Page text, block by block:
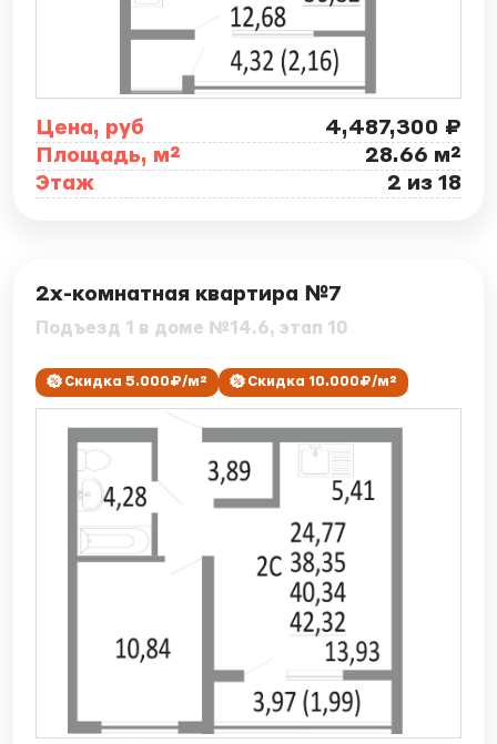
Цена, руб
4,487,300 ₽
Площадь, м²
28.66 м²
Этаж
2 из 18
2х-комнатная квартира №7
Подъезд 1 в доме №14.6, этап 10
Скидка 5.000₽/м² Скидка 10.000₽/м²